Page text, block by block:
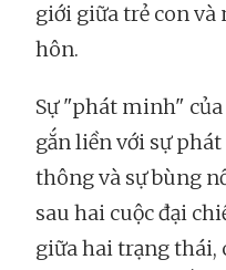
giới giữa trẻ con
hôn.
Sự "phát minh"
gắn liền với sự
thông và sự bùng
sau hai cuộc đại
giữa hai trạng thái,